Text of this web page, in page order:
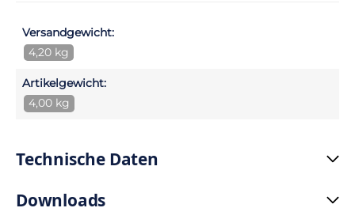
Versandgewicht:
4,20 kg
Artikelgewicht:
4,00 kg
Technische Daten
Downloads